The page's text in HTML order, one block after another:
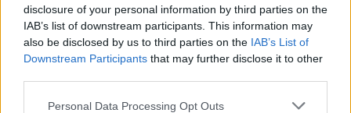
disclosure of your personal information by third parties on the
IAB’s list of downstream participants. This information may
also be disclosed by us to third parties on the IAB’s List of
Downstream Participants that may further disclose it to other
Please note that this website/app uses one or more Google
Personal Data Processing Opt Outs
Η φιλοξενία της παράστασης και της συζήτησης
στις Γυναικείες Φυλακές Κορυδαλλού εντάσσεται
στο Εργαστήρι θεάτρου που υλοποιείται με τις
κρατούμενες από εξειδικευμένο προσωπικό του
Δημοτικού Θεάτρου Πειραιά, από το 2024 έως